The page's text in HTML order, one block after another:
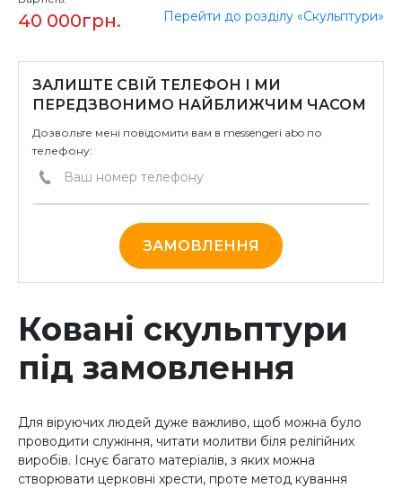
40 000грн. Перейти до розділу «Скульптури»
ЗАЛИШТЕ СВІЙ ТЕЛЕФОН І МИ
ПЕРЕДЗВОНИМО НАЙБЛИЖЧИМ ЧАСОМ
Дозвольте мені повідомити вам в messengeri abo по
телефону:
ЗАМОВЛЕННЯ
Ковані скульптури
під замовлення
Для віруючих людей дуже важливо, щоб можна було
проводити служіння, читати молитви біля релігійних
виробів. Існує багато матеріалів, з яких можна
створювати церковні хрести, проте метод кування